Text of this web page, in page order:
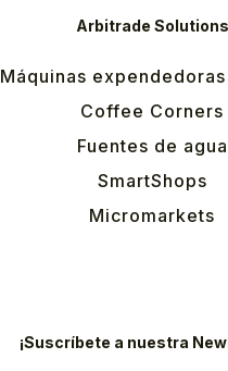
Arbitrade Solutions
Máquinas
Coffee Corners
Fuentes de agua
SmartShops
Micromarkets
¡Suscríbete a nuestra